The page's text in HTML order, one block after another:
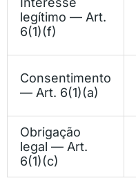
legítimo — Art.
6(1)(f)
Consentimento
— Art. 6(1)(a)
Obrigação
legal — Art.
6(1)(c)